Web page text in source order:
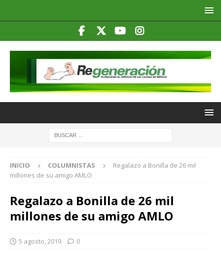
INICIO COLUMNISTAS
Regalazo a Bonilla de 26 mil
millones de su amigo AMLO
Regalazo a Bonilla de 26 mil
millones de su amigo AMLO
5 agosto, 2019 0